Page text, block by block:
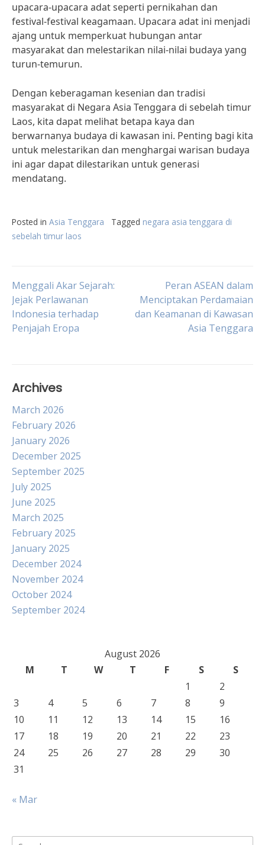
upacara-upacara adat seperti pernikahan dan
festival-festival keagamaan. Upacara adat ini menjadi
ajang untuk memperkuat hubungan antar
masyarakat dan melestarikan nilai-nilai budaya yang
turun-temurun.
Dengan keberagaman kesenian dan tradisi
masyarakat di Negara Asia Tenggara di sebelah timur
Laos, kita dapat melihat betapa kaya dan
berwarnanya budaya di kawasan ini. Penting bagi kita
untuk melestarikan dan menghargai warisan budaya
ini agar dapat dilestarikan untuk generasi
mendatang.
Posted in Asia Tenggara Tagged negara asia tenggara di
sebelah timur laos
Post
navigation
Menggali Akar Sejarah:
Jejak Perlawanan
Indonesia terhadap
Penjajah Eropa
Peran ASEAN dalam
Menciptakan Perdamaian
dan Keamanan di Kawasan
Asia Tenggara
Archives
March 2026
February 2026
January 2026
December 2025
September 2025
July 2025
June 2025
March 2025
February 2025
January 2025
December 2024
November 2024
October 2024
September 2024
August 2026
M
T W T F S
S
1
2
3
4 5 6 7 8
9
10
11 12 13 14 15
16
17
18 19 20 21 22
23
24
25 26 27 28 29
30
31
« Mar